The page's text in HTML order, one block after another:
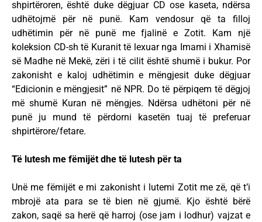
shpirtëroren, është duke dëgjuar CD ose kaseta, ndërsa
udhëtojmë për në punë. Kam vendosur që ta filloj
udhëtimin për në punë me fjalinë e Zotit. Kam një
koleksion CD-sh të Kuranit të lexuar nga Imami i Xhamisë
së Madhe në Mekë, zëri i të cilit është shumë i bukur. Por
zakonisht e kaloj udhëtimin e mëngjesit duke dëgjuar
“Edicionin e mëngjesit” në NPR. Do të përpiqem të dëgjoj
më shumë Kuran në mëngjes. Ndërsa udhëtoni për në
punë ju mund të përdorni kasetën tuaj të preferuar
shpirtërore/fetare.
Të lutesh me fëmijët dhe të lutesh për ta
Unë me fëmijët e mi zakonisht i lutemi Zotit me zë, që t’i
mbrojë ata para se të bien në gjumë. Kjo është bërë
zakon, saqë sa herë që harroj (ose jam i lodhur) vajzat e